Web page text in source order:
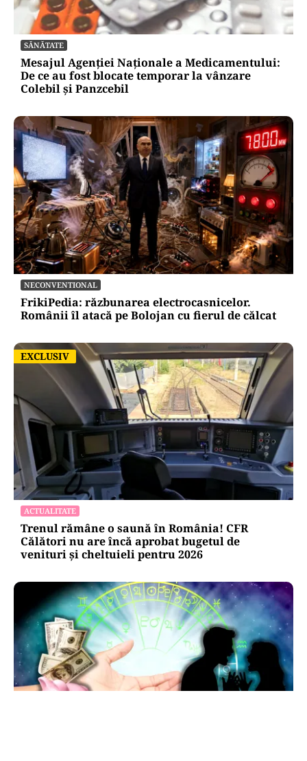
SĂNĂTATE
Mesajul Agenției Naționale a Medicamentului:
De ce au fost blocate temporar la vânzare
Colebil și Panzcebil
NECONVENTIONAL
FrikiPedia: răzbunarea electrocasnicelor.
Românii îl atacă pe Bolojan cu fierul de călcat
EXCLUSIV
EXCLUSIV
ACTUALITATE
Trenul rămâne o saună în România! CFR
Călători nu are încă aprobat bugetul de
venituri și cheltuieli pentru 2026